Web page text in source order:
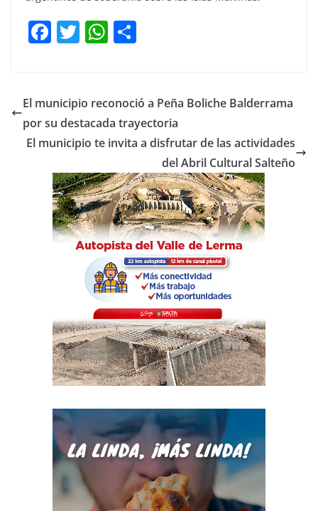
F
e
b
o
o
k
T
er
W
s
A
p
p
p
ar
tir
El municipio reconoció a Peña Boliche Balderrama
por su destacada trayectoria
El municipio te invita a disfrutar de las actividades
del Abril Cultural Salteño